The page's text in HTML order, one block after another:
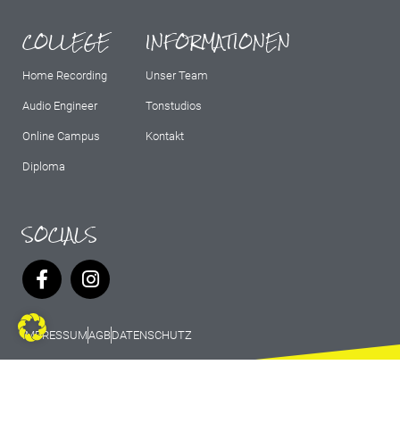
COLLEGE
Home Recording
Audio Engineer
Online Campus
Diploma
INFORMATIONEN
Unser Team
Tonstudios
Kontakt
SOCIALS
IMPRESSUMAGBDATENSCHUTZ